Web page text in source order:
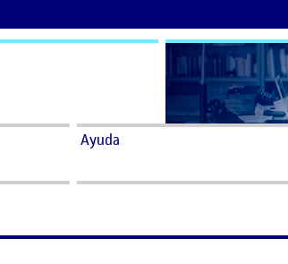
Ayuda